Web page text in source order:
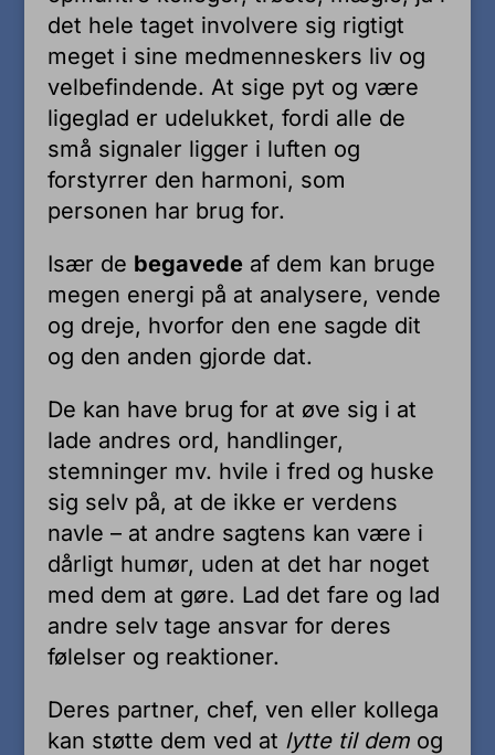
det hele taget involvere sig rigtigt
meget i sine medmenneskers liv og
velbefindende. At sige pyt og være
ligeglad er udelukket, fordi alle de
små signaler ligger i luften og
forstyrrer den harmoni, som
personen har brug for.
Især de begavedeaf dem kan bruge
megen energi på at analysere, vende
og dreje, hvorfor den ene sagde dit
og den anden gjorde dat.
De kan have brug for at øve sig i at
lade andres ord, handlinger,
stemninger mv. hvile i fred og huske
sig selv på, at de ikke er verdens
navle – at andre sagtens kan være i
dårligt humør, uden at det har noget
med dem at gøre. Lad det fare og lad
andre selv tage ansvar for deres
følelser og reaktioner.
Deres partner, chef, ven eller kollega
kan støtte dem ved at lytte til demog